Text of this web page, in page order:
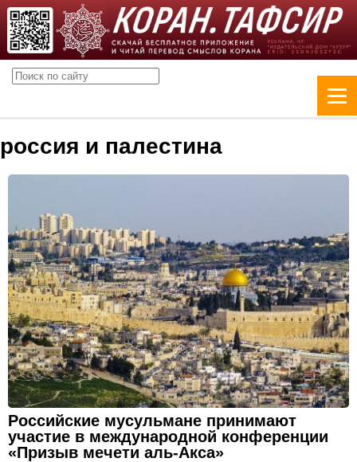
россия и палестина
Российские мусульмане принимают
участие в международной конференции
«Призыв мечети аль-Акса»